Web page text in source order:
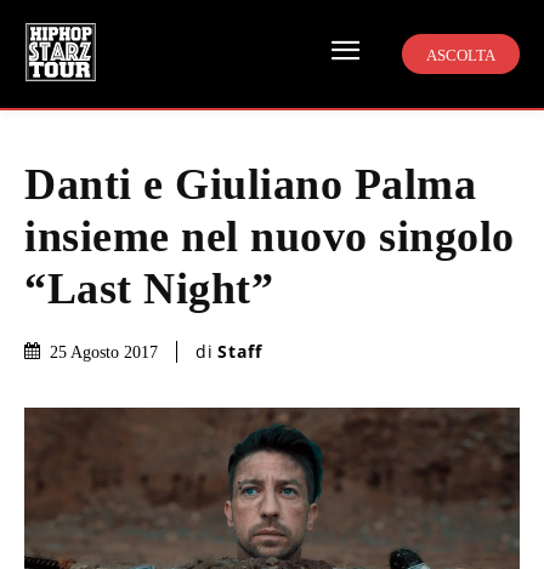
ASCOLTA
Danti e Giuliano Palma
insieme nel nuovo singolo
“Last Night”
25 Agosto 2017 di Staff